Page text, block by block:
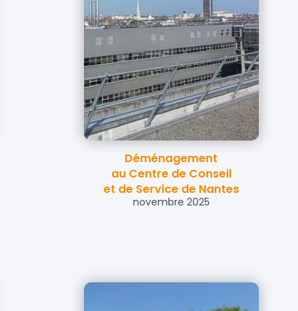
Déménagement
au Centre de Conseil
et de Service de Nantes
novembre 2025